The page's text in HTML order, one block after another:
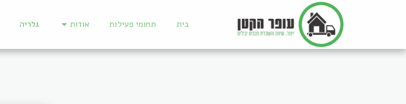
בית תחומי פעילות אודות גלריה